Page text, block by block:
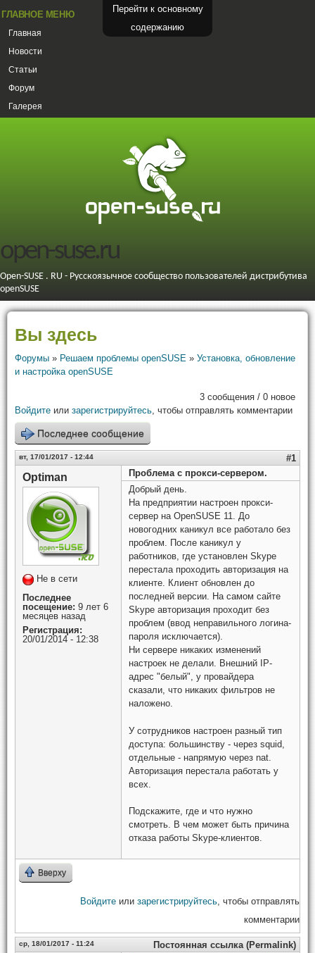
Перейти к основному
содержанию
ГЛАВНОЕ МЕНЮ
Главная
Новости
Статьи
Форум
Галерея
open-suse.ru
Open-SUSE . RU - Русскоязычное сообщество пользователей дистрибутива
openSUSE
Вы здесь
Форумы » Решаем проблемы openSUSE » Установка, обновление
и настройка openSUSE
3 сообщения / 0 новое
Войдите или зарегистрируйтесь, чтобы отправлять комментарии
Последнее сообщение
вт, 17/01/2017 - 12:44 #1
Optiman
Не в сети
Последнее
посещение: 9 лет 6
месяцев назад
Регистрация:
20/01/2014 - 12:38
Проблема с прокси-сервером.
Добрый день.
На предприятии настроен прокси-
сервер на OpenSUSE 11. До
новогодних каникул все работало без
проблем. После каникул у
работников, где установлен Skype
перестала проходить авторизация на
клиенте. Клиент обновлен до
последней версии. На самом сайте
Skype авторизация проходит без
проблем (ввод неправильного логина-
пароля исключается).
Ни сервере никаких изменений
настроек не делали. Внешний IP-
адрес "белый", у провайдера
сказали, что никаких фильтров не
наложено.
У сотрудников настроен разный тип
доступа: большинству - через squid,
отдельные - напрямую через nat.
Авторизация перестала работать у
всех.
Подскажите, где и что нужно
смотреть. В чем может быть причина
отказа работы Skype-клиентов.
Вверху
Войдите или зарегистрируйтесь , чтобы отправлять
комментарии
ср, 18/01/2017 - 11:24 Постоянная ссылка (Permalink)